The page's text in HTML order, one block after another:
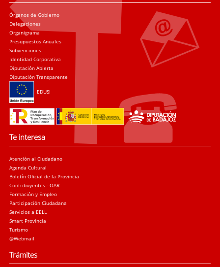
Órganos de Gobierno
Delegaciones
Organigrama
Presupuestos Anuales
Subvenciones
Identidad Corporativa
Diputación Abierta
Diputación Transparente
EDUSI
Te interesa
Atención al Ciudadano
Agenda Cultural
Boletín Oficial de la Provincia
Contribuyentes - OAR
Formación y Empleo
Participación Ciudadana
Servicios a EELL
Smart Provincia
Turismo
@Webmail
Trámites